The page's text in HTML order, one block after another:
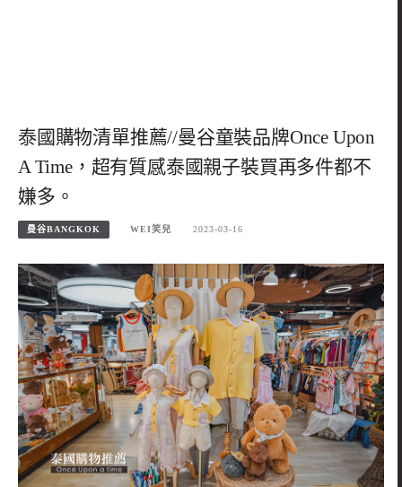
泰國購物清單推薦//曼谷童裝品牌Once Upon
A Time，超有質感泰國親子裝買再多件都不
嫌多。
曼谷BANGKOK WEI笑兒 2023-03-16